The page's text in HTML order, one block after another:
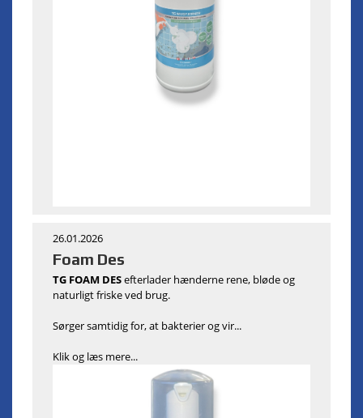
26.01.2026
Foam Des
TG FOAM DESefterlader hænderne rene, bløde og
naturligt friske ved brug.
Sørger samtidig for, at bakterier og vir...
Klik og læs mere...